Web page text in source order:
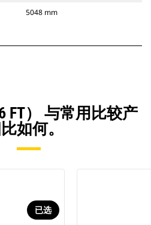
5048 mm
FT） 与常用比较产
如何。
已选